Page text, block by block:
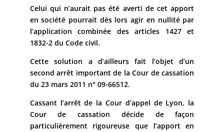
Celui qui n’aurait pas été averti de cet apport
en société pourrait dès lors agir en nullité par
l’application combinée des articles 1427 et
1832-2 du Code civil.
Cette solution a d’ailleurs fait l’objet d’un
second arrêt important de la Cour de cassation
du 23 mars 2011 n° 09-66512.
Cassant l’arrêt de la Cour d’appel de Lyon, la
Cour de cassation décide de façon
particulièrement rigoureuse que l’apport en